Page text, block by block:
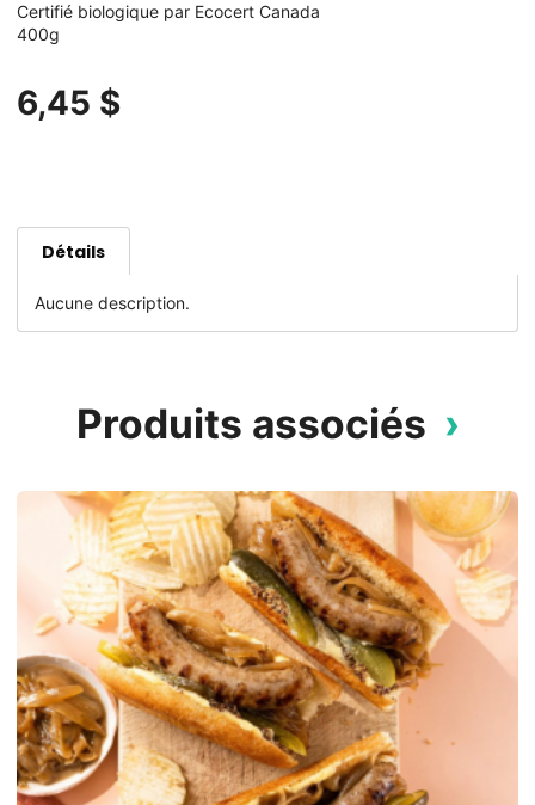
Certifié biologique par Ecocert Canada
400g
6,45 $
Détails
Aucune description.
Produits associés